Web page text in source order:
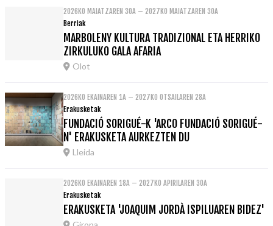
2026KO MAIATZAREN 30A – 2027KO MAIATZAREN 30A
Berriak
MARBOLENY KULTURA TRADIZIONAL ETA HERRIKO
ZIRKULUKO GALA AFARIA
Olot
2026KO EKAINAREN 1A – 2027KO OTSAILAREN 28A
Erakusketak
FUNDACIÓ SORIGUÉ-K 'ARCO FUNDACIÓ SORIGUÉ-
N' ERAKUSKETA AURKEZTEN DU
Lleida
2026KO EKAINAREN 18A – 2027KO APIRILAREN 30A
Erakusketak
ERAKUSKETA 'JOAQUIM JORDÀ ISPILUAREN BIDEZ'